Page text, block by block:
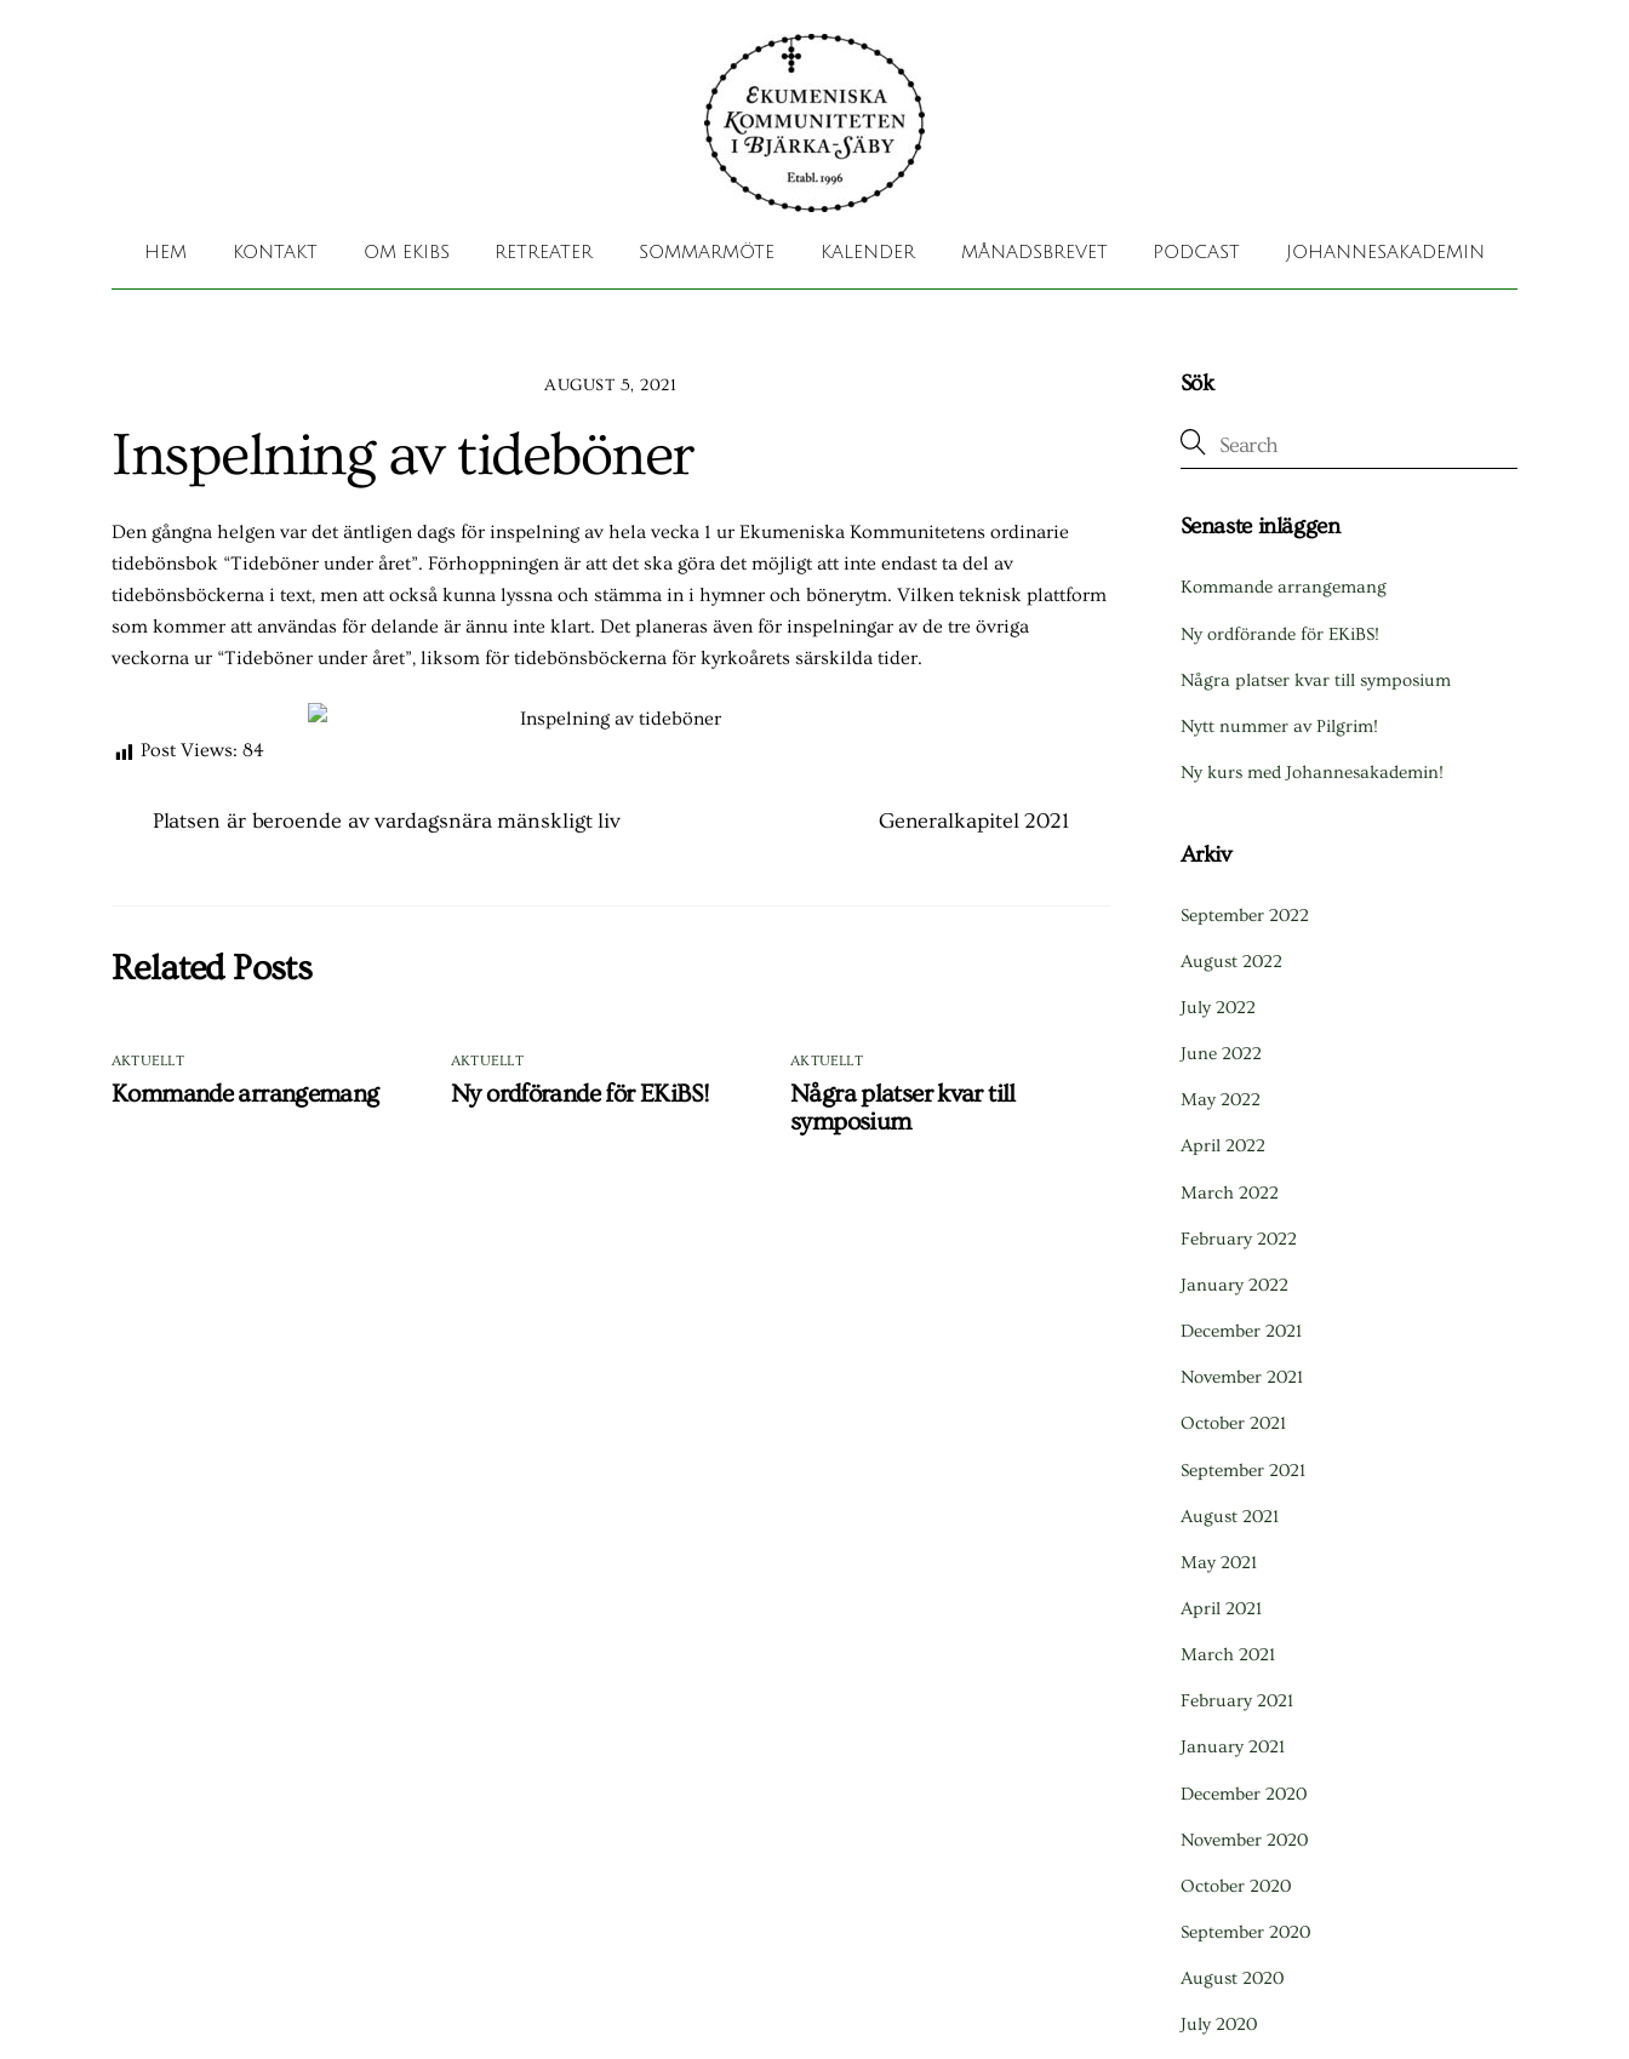
HEM KONTAKT OM EKIBS RETREATER SOMMARMÖTE KALENDER MÅNADSBREVET PODCAST JOHANNESAKADEMIN
AUGUST 5, 2021
Inspelning av tideböner
Den gångna helgen var det äntligen dags för inspelning av hela vecka 1 ur Ekumeniska Kommunitetens ordinarie
tidebönsbok “Tideböner under året”. Förhoppningen är att det ska göra det möjligt att inte endast ta del av
tidebönsböckerna i text, men att också kunna lyssna och stämma in i hymner och bönerytm. Vilken teknisk plattform
som kommer att användas för delande är ännu inte klart. Det planeras även för inspelningar av de tre övriga
veckorna ur “Tideböner under året”, liksom för tidebönsböckerna för kyrkoårets särskilda tider.
Post Views: 84
Platsen är beroende av vardagsnära mänskligt liv Generalkapitel 2021
Related Posts
AKTUELLT
Kommande arrangemang
AKTUELLT
Ny ordförande för EKiBS!
AKTUELLT
Några platser kvar till
symposium
Sök
Senaste inläggen
Kommande arrangemang
Ny ordförande för EKiBS!
Några platser kvar till symposium
Nytt nummer av Pilgrim!
Ny kurs med Johannesakademin!
Arkiv
September 2022
August 2022
July 2022
June 2022
May 2022
April 2022
March 2022
February 2022
January 2022
December 2021
November 2021
October 2021
September 2021
August 2021
May 2021
April 2021
March 2021
February 2021
January 2021
December 2020
November 2020
October 2020
September 2020
August 2020
July 2020